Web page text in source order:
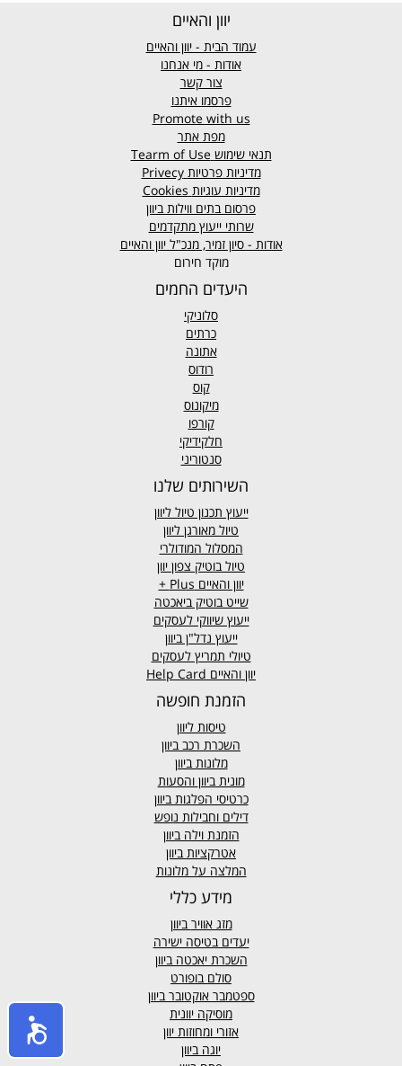
יוון והאיים
עמוד הבית - יוון והאיים
אודות - מי אנחנו
צור קשר
פרסמו איתנו
Promote with us
מפת אתר
תנאי שימוש
מדיניות פרטיות Privecy
מדיניות עוגיות Cookies
פרסום בתים ווילות ביוון
שרותי ייעוץ מתקדמים
אודות - סיון זמיר, מנכ"ל יוון והאיים
מוקד חירום
היעדים החמים
סלוניקי
כרתים
אתונה
רודוס
קוס
מיקונוס
קורפו
חלקידיקי
סנטוריני
השירותים שלנו
ייעוץ תכנון טיול ליוון
טיול מאורגן ליוון
המסלול המודולרי
טיול בוטיק צפון יוון
יוון והאיים Plus +
שייט בוטיק ביאכטה
ייעוץ שיווקי לעסקים
ייעוץ נדל"ן ביוון
טיולי תמריץ לעסקים
יוון והאיים Help Card
הזמנת חופשה
טיסות ליוון
השכרת רכב ביוון
מלונות ביוון
מונית ביוון והסעות
כרטיסי הפלגות ביוון
דילים וחבילות נופש
הזמנת וילה ביוון
אטרקציות ביוון
המלצה על מלונות
מידע כללי
מזג אווירביוון
יעדים בטיסה ישירה
השכרת יאכטה ביוון
סולם בופורט
ספטמבר אוקטובר ביוון
מוסיקה יוונית
אזורי ומחוזות יוון
יוגה ביוון